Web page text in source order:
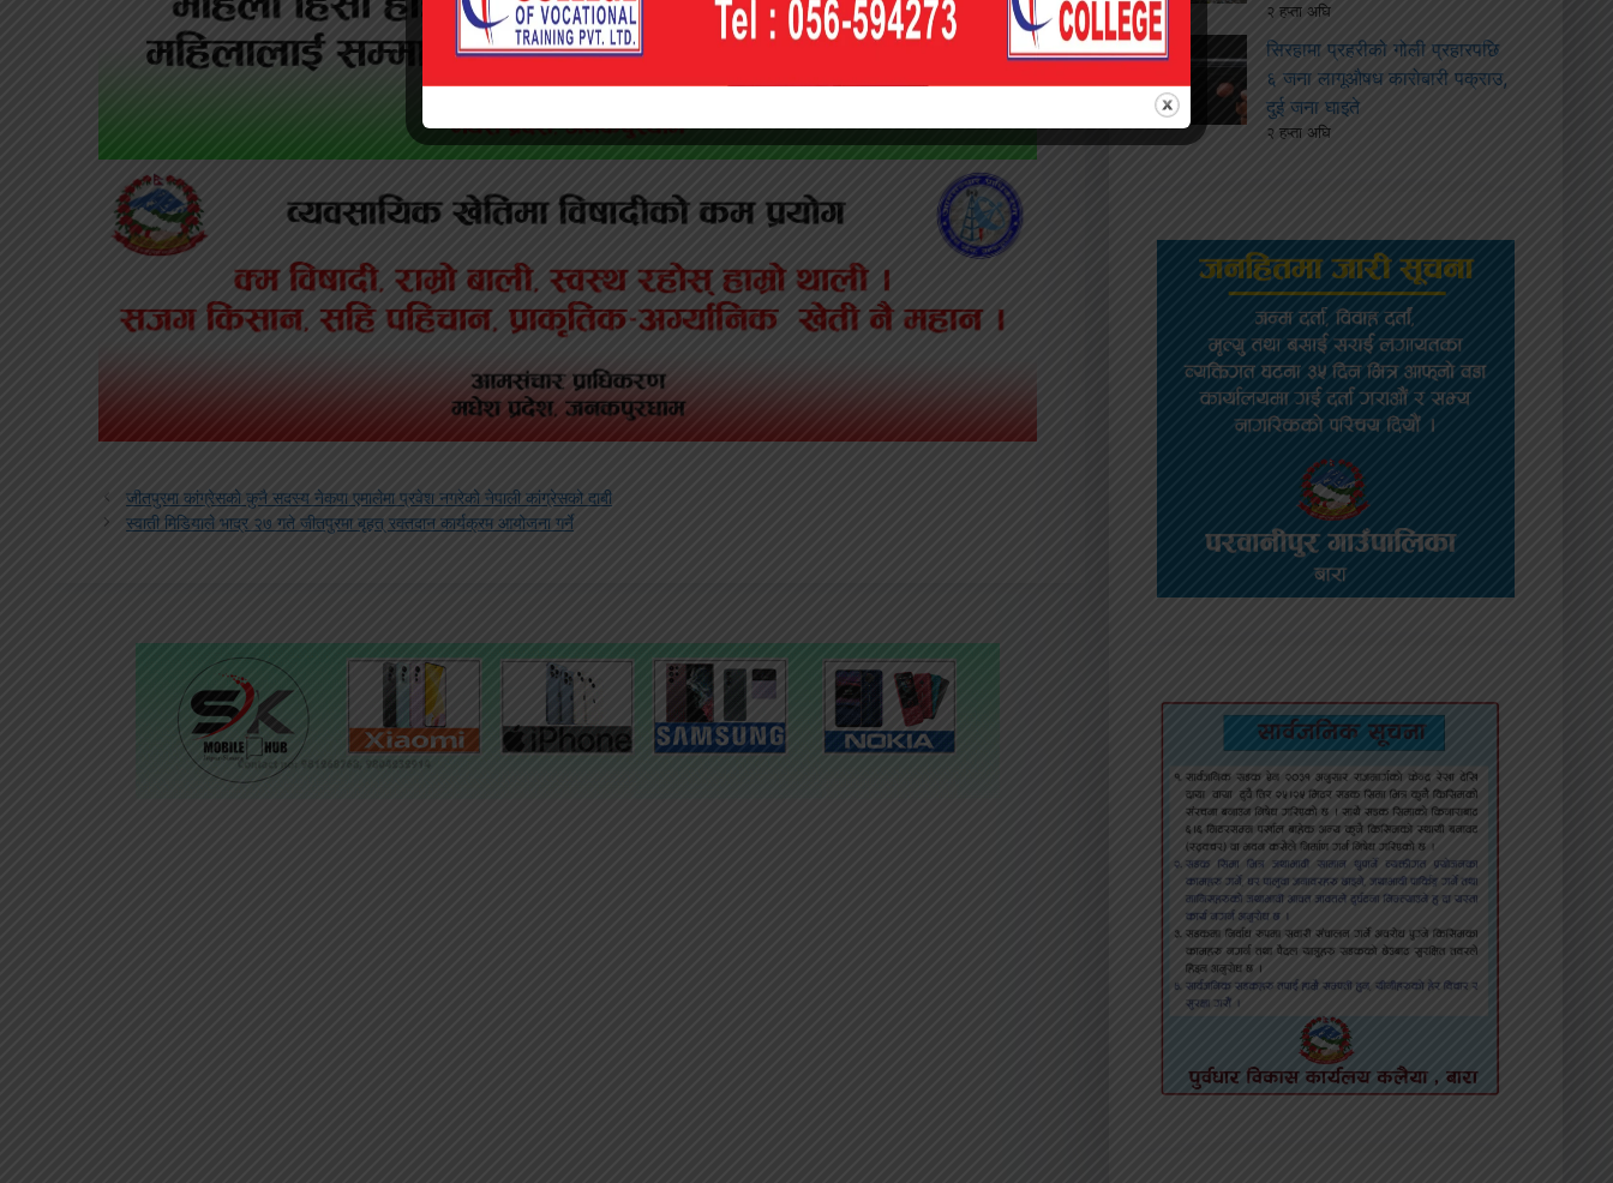
जीतपुरमा कांग्रेसको कुनै सदस्य नेकपा एमालेमा प्रवेश नगरेक‍ो नेपाली कांग्रेसको दाबी
स्वाती मिडियाले भाद्र २७ गते जीतपुरमा बृहत् रक्तदान कार्यक्रम आयोजना गर्ने
२ हप्ता अघि
सिरहामा प्रहरीको गोली प्रहारपछि
६ जना लागूऔषध कारोबारी पक्राउ,
दुई जना घाइते
२ हप्ता अघि